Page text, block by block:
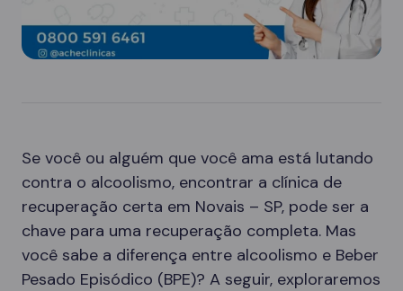
Se você ou alguém que você ama está lutando
contra o alcoolismo, encontrar a clínica de
recuperação certa em Novais – SP, pode ser a
chave para uma recuperação completa. Mas
você sabe a diferença entre alcoolismo e Beber
Pesado Episódico (BPE)? A seguir, exploraremos